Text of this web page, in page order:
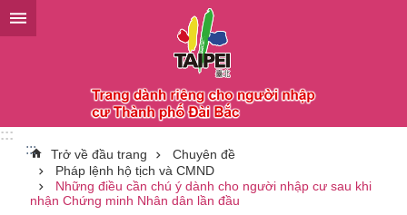
Chuyển đến khối nội dung chính
:::
:::
Trở về đầu trang
Chuyên đề
Pháp lệnh hộ tịch và CMND
Những điều cần chú ý dành cho người nhập cư sau khi
nhận Chứng minh Nhân dân lần đầu